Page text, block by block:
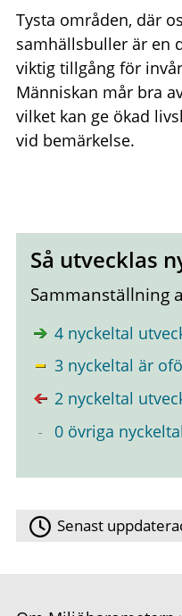
Tysta områden, där
samhällsbuller är en
viktig tillgång för
Människan mår bra
vilket kan ge ökad
vid bemärkelse.
Så utvecklas
Sammanställning
4 nyckeltal
3 nyckeltal är
2 nyckeltal
0 övriga nyckeltal
Senast